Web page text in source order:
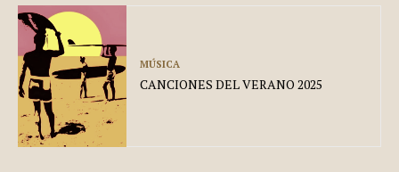
MÚSICA
CANCIONES DEL VERANO 2025